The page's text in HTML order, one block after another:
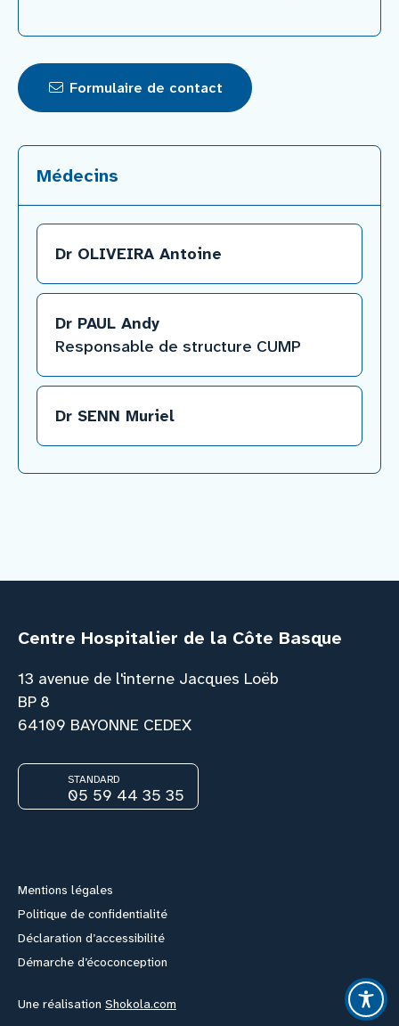
Formulaire de contact
Médecins
Dr OLIVEIRA Antoine
Dr PAUL Andy
Responsable de structure CUMP
Dr SENN Muriel
Centre Hospitalier de la Côte Basque
13 avenue de l'interne Jacques Loëb
BP 8
64109 BAYONNE CEDEX
STANDARD
05 59 44 35 35
Mentions légales
Politique de confidentialité
Déclaration d’accessibilité
Démarche d’écoconception
Une réalisation Shokola.com